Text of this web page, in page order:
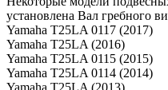
установлена Вал гребного
Yamaha T25LA 0117 (2017)
Yamaha T25LA (2016)
Yamaha T25LA 0115 (2015)
Yamaha T25LA 0114 (2014)
Yamaha T25LA (2013)